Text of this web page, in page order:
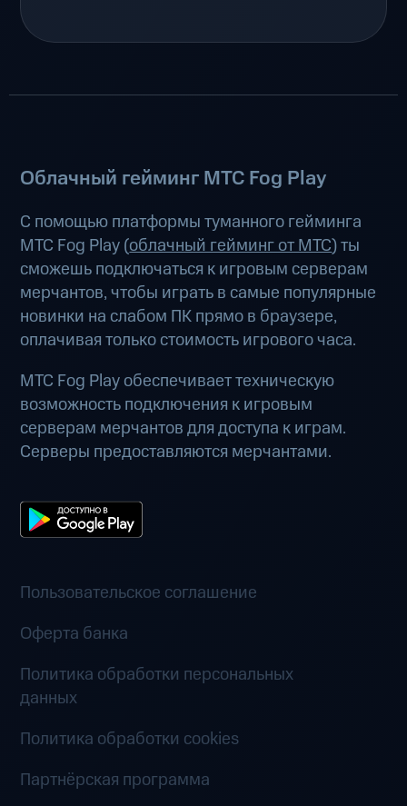
Облачный гейминг МТС Fog Play
С помощью платформы туманного гейминга
МТС Fog Play (облачный гейминг от МТС) ты
сможешь подключаться к игровым серверам
мерчантов, чтобы играть в самые популярные
новинки на слабом ПК прямо в браузере,
оплачивая только стоимость игрового часа.
МТС Fog Play обеспечивает техническую
возможность подключения к игровым
серверам мерчантов для доступа к играм.
Серверы предоставляются мерчантами.
Пользовательское соглашение
Оферта банка
Политика обработки персональных
данных
Политика обработки cookies
Партнёрская программа